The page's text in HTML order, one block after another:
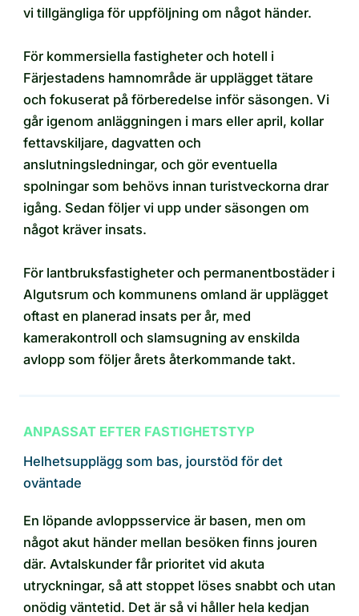
vi tillgängliga för uppföljning om något händer.
För kommersiella fastigheter och hotell i
Färjestadens hamnområde är upplägget tätare
och fokuserat på förberedelse inför säsongen. Vi
går igenom anläggningen i mars eller april, kollar
fettavskiljare, dagvatten och
anslutningsledningar, och gör eventuella
spolningar som behövs innan turistveckorna drar
igång. Sedan följer vi upp under säsongen om
något kräver insats.
För lantbruksfastigheter och permanentbostäder i
Algutsrum och kommunens omland är upplägget
oftast en planerad insats per år, med
kamerakontroll och slamsugning av enskilda
avlopp som följer årets återkommande takt.
ANPASSAT EFTER FASTIGHETSTYP
Helhetsupplägg som bas, jourstöd för det
oväntade
En löpande avloppsservice är basen, men om
något akut händer mellan besöken finns jouren
där. Avtalskunder får prioritet vid akuta
utryckningar, så att stoppet löses snabbt och utan
onödig väntetid. Det är så vi håller hela kedjan